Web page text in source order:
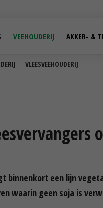
VLEESVEEHOUDERIJ
VEEHOUDERIJ AKKER- &
binnenkort een lijn
waarin geen soja is